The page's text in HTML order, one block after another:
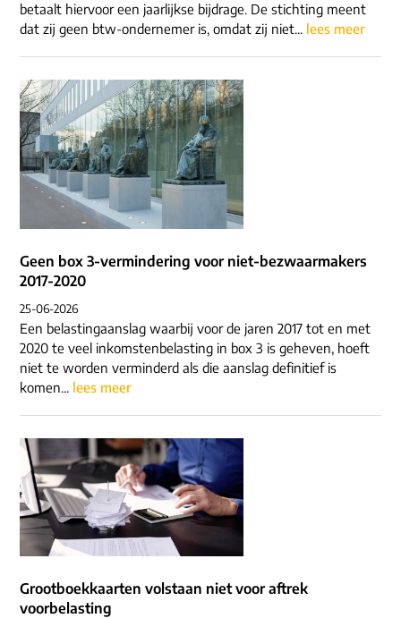
betaalt hiervoor een jaarlijkse bijdrage. De stichting meent
dat zij geen btw-ondernemer is, omdat zij niet... lees meer
Geen box 3-vermindering voor niet-bezwaarmakers
2017-2020
25-06-2026
Een belastingaanslag waarbij voor de jaren 2017 tot en met
2020 te veel inkomstenbelasting in box 3 is geheven, hoeft
niet te worden verminderd als die aanslag definitief is
komen... lees meer
Grootboekkaarten volstaan niet voor aftrek
voorbelasting